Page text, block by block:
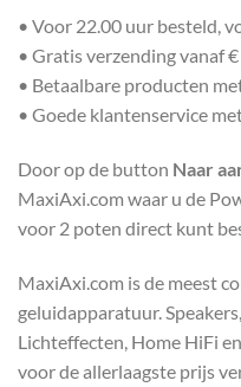
• Voor 22.00 uur besteld,
• Gratis verzending vanaf €
• Betaalbare producten
• Goede klantenservice
Door op de button Naar
MaxiAxi.com waar u de
voor 2 poten direct kunt
MaxiAxi.com is de meest
geluidapparatuur.
Lichteffecten, Home HiFi
voor de allerlaagste prijs